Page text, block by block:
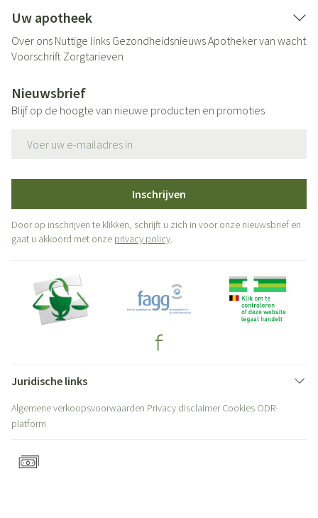
Uw apotheek
Over ons Nuttige links GezondheidsnieuwsApotheker van wacht
Voorschrift Zorgtarieven
Nieuwsbrief
Blijf op de hoogte van nieuwe producten en promoties
Inschrijven
Door op inschrijven te klikken, schrijft u zich in voor onze nieuwsbrief en
gaat u akkoord met onze privacy policy.
Juridische links
Algemene verkoopsvoorwaarden Privacy disclaimer Cookies ODR-
platform